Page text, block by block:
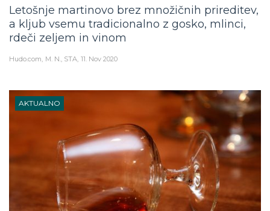
Letošnje martinovo brez množičnih prireditev,
a kljub vsemu tradicionalno z gosko, mlinci,
rdeči zeljem in vinom
Hudo.com M. N., STA 11. Nov 2020
AKTUALNO